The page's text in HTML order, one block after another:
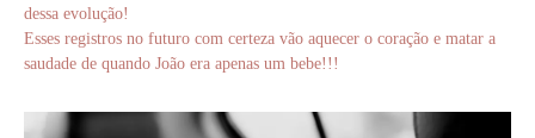
dessa evolução!
Esses registros no futuro com certeza vão aquecer o coração e matar a
saudade de quando João era apenas um bebe!!!